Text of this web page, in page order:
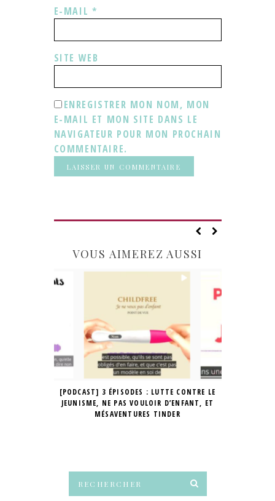
E-MAIL *
SITE WEB
ENREGISTRER MON NOM, MON
E-MAIL ET MON SITE DANS LE
NAVIGATEUR POUR MON PROCHAIN
COMMENTAIRE.
VOUS AIMEREZ AUSSI
[PODCAST] 3 ÉPISODES : LUTTE CONTRE LE
JEUNISME, NE PAS VOULOIR D’ENFANT, ET
MÉSAVENTURES TINDER